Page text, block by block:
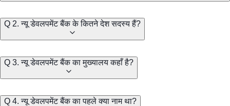
Q 2. न्यू डेवलपमेंट बैंक के कितने देश सदस्य हैं?
Q 3. न्यू डेवलपमेंट बैंक का मुख्यालय कहाँ है?
Q 4. न्यू डेवलपमेंट बैंक का पहले क्या नाम था?